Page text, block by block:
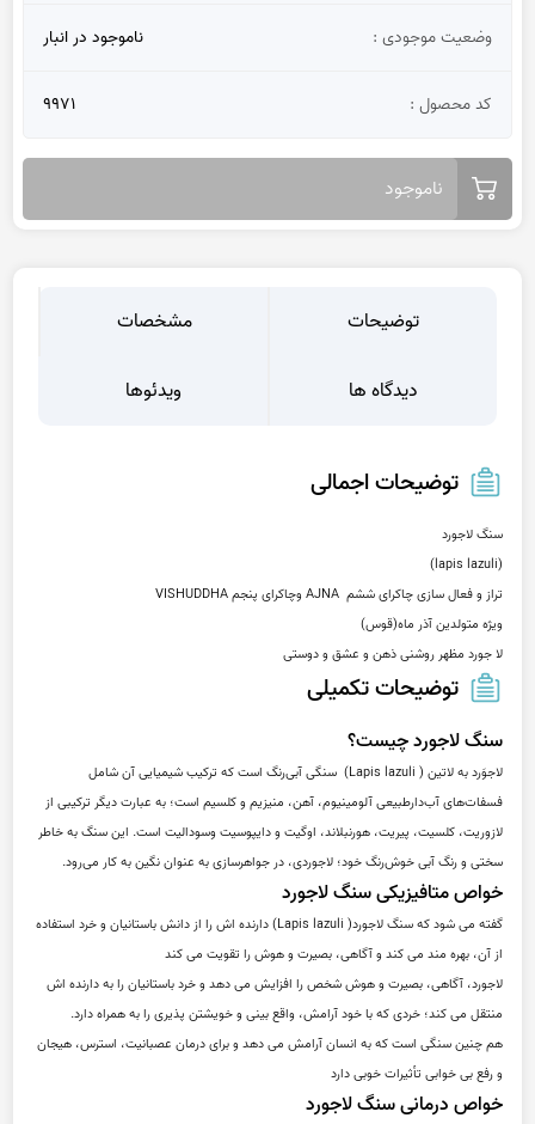
وضعیت موجودی : ناموجود در انبار
کد محصول : 9971
ناموجود
توضیحات مشخصات
دیدگاه ها ویدئوها
توضیحات اجمالی
لا جورد مظهر روشنی ذهن و عشق و دوستی
توضیحات تکمیلی
سنگ لاجورد چیست؟
سختی و رنگ آبی خوش‌رنگ خود؛ لاجوردی، در جواهرسازی به عنوان نگین به کار می‌رود.
خواص متافیزیکی سنگ لاجورد
از آن، بهره مند می کند و آگاهی، بصیرت و هوش را تقویت می کند
منتقل می کند؛ خردی که با خود آرامش، واقع بینی و خویشتن پذیری را به همراه دارد.
و رفع بی خوابی تأثیرات خوبی دارد
خواص درمانی سنگ لاجورد